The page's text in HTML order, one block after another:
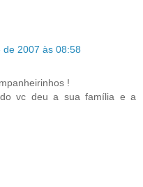
de 2007 às 08:58
!
vc deu a sua família e a